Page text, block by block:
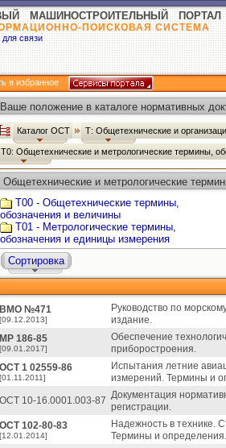
МАШИНОСТРОИТЕЛЬНЫЙ ПОРТАЛ
ПОИСКОВАЯ СИСТЕМА
связи
в избранное
Ваше положение в каталоге нормативных
Каталог ОСТ Т: Общетехнические и
Т0: Общетехнические и метрологические термины,
Общетехнические и метрологические
Т00 - Общетехнические термины,
обозначения и величины
Т01 - Метрологические термины,
обозначения и единицы измерения
Сортировка
ВМО №471
[09.12.2013]
Руководство по
издание.
МР 186-85
[09.01.2017]
Обеспечение
приборостроения.
ОСТ 1 02559-86
[01.11.2011]
Испытания летние
измерений. Термины и
ОСТ 10-16.0001.003-87 Документация
регистрации.
ОСТ 102-80-83
[12.01.2014]
Надежность в технике.
Термины и определения.